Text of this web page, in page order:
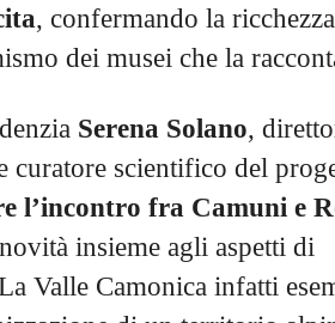
, confermando la
dei musei che la
Serena Solano,
curatore scientifico del
l’incontro fra Camuni e
insieme agli aspetti di
Valle Camonica infatti